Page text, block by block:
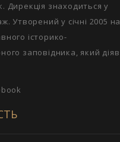
Дирекція знаходиться у
Утворений у січні 2005 на
історико-
заповідника, який діяв